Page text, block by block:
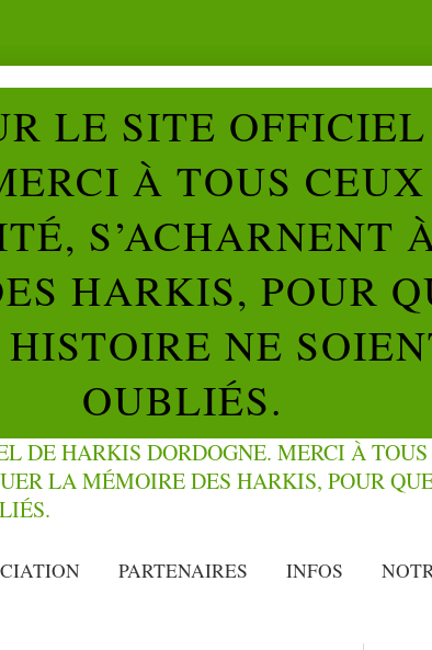
LE SITE
À TOUS
S’ACHARNENT
HARKIS, POUR
NE
OUBLIÉS.
PARTENAIRES INFOS